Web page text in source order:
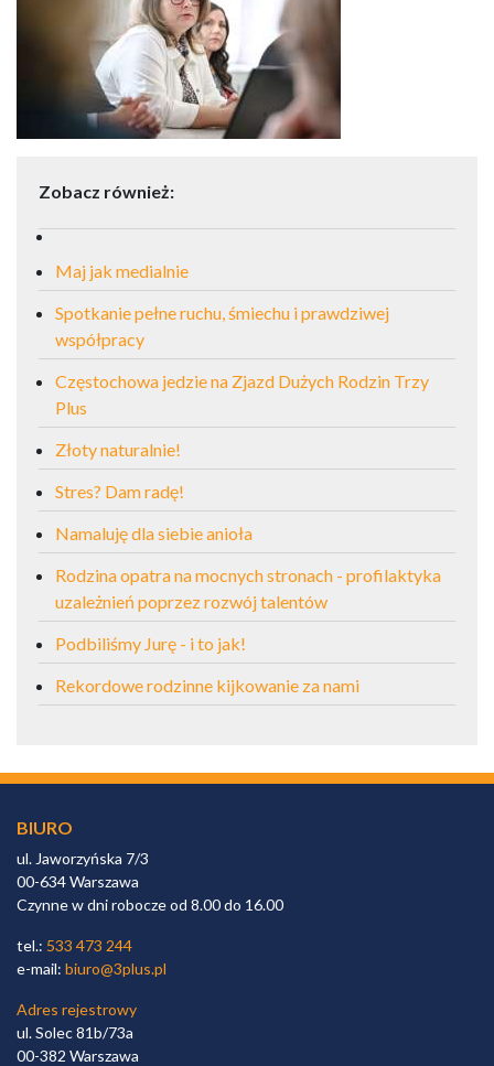
Zobacz również:
Maj jak medialnie
Spotkanie pełne ruchu, śmiechu i prawdziwej
współpracy
Częstochowa jedzie na Zjazd Dużych Rodzin Trzy
Plus
Złoty naturalnie!
Stres? Dam radę!
Namaluję dla siebie anioła
Rodzina opatra na mocnych stronach - profilaktyka
uzależnień poprzez rozwój talentów
Podbiliśmy Jurę - i to jak!
Rekordowe rodzinne kijkowanie za nami
BIURO
ul. Jaworzyńska 7/3
00-634 Warszawa
Czynne w dni robocze od 8.00 do 16.00
tel.: 533 473 244
e-mail: biuro@3plus.pl
Adres rejestrowy
ul. Solec 81b/73a
00-382 Warszawa